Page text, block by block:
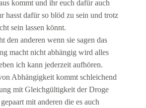
kommt und ihr euch dafür auch
hasst dafür so blöd zu sein und trotz
sein lassen könnt.
den anderen wenn sie sagen das
macht nicht abhängig wird alles
ich kann jederzeit aufhören.
Abhängigkeit kommt schleichend
mit Gleichgültigkeit der Droge
mit anderen die es auch